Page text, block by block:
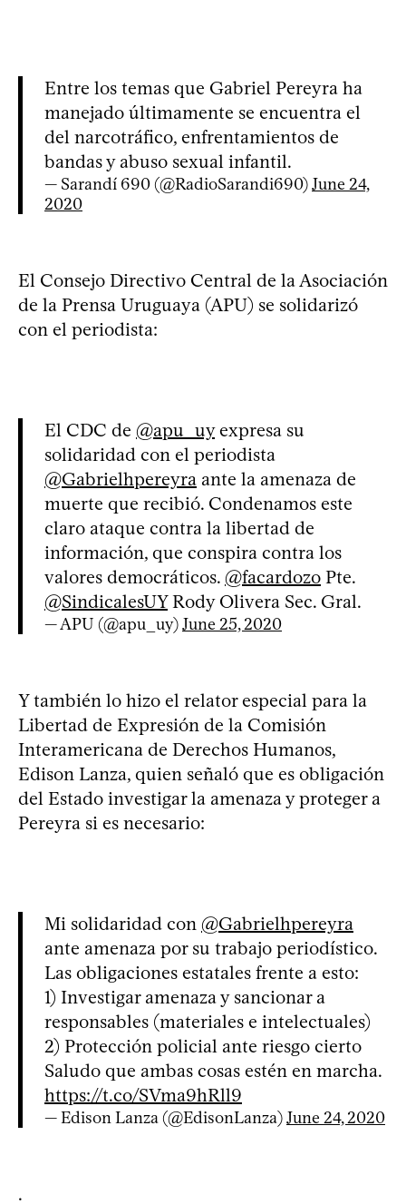
Entre los temas que Gabriel Pereyra ha
manejado últimamente se encuentra el
del narcotráfico, enfrentamientos de
bandas y abuso sexual infantil.
— Sarandí 690 (@RadioSarandi690)June 24,
2020
El Consejo Directivo Central de la Asociación
de la Prensa Uruguaya (APU) se solidarizó
con el periodista:
El CDC de @apu_uyexpresa su
solidaridad con el periodista
@Gabrielhpereyra ante la amenaza de
muerte que recibió. Condenamos este
claro ataque contra la libertad de
información, que conspira contra los
valores democráticos. @facardozo Pte.
@SindicalesUYRody Olivera Sec. Gral.
— APU (@apu_uy)June 25, 2020
Y también lo hizo el relator especial para la
Libertad de Expresión de la Comisión
Interamericana de Derechos Humanos,
Edison Lanza, quien señaló que es obligación
del Estado investigar la amenaza y proteger a
Pereyra si es necesario:
Mi solidaridad con @Gabrielhpereyra
ante amenaza por su trabajo periodístico.
Las obligaciones estatales frente a esto:
1) Investigar amenaza y sancionar a
responsables (materiales e intelectuales)
2) Protección policial ante riesgo cierto
Saludo que ambas cosas estén en marcha.
https://t.co/SVma9hRll9
— Edison Lanza (@EdisonLanza)June 24, 2020
.